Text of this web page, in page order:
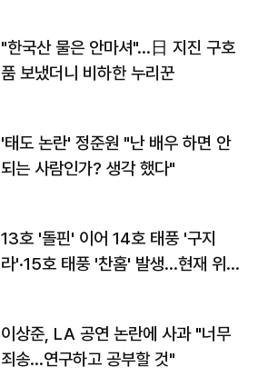
"한국산 물은 안마셔"…日 지진 구호
품 보냈더니 비하한 누리꾼
'태도 논란' 정준원 "난 배우 하면 안
되는 사람인가? 생각 했다"
13호 '돌핀' 이어 14호 태풍 '구지
라'·15호 태풍 '찬홈' 발생…현재 위
이상준, LA 공연 논란에 사과 "너무
죄송…연구하고 공부할 것"